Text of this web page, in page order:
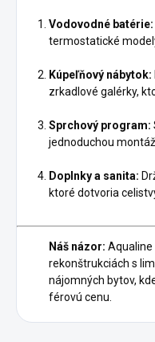
Vodovodné batérie:
termostatické
Kúpeľňový nábytok:
zrkadlové galérky,
Sprchový program:
jednoduchou
Doplnky a sanita:
ktoré dotvoria
Náš názor: Aqualine
rekonštrukciách s
nájomných bytov,
férovú cenu.